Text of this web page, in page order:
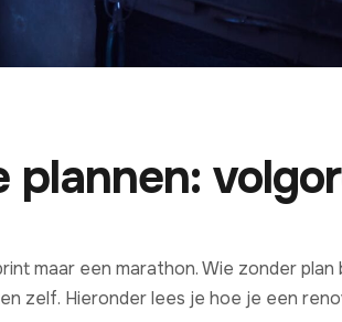
plannen:
maar een marathon. Wie zonder
zelf. Hieronder lees je hoe je een